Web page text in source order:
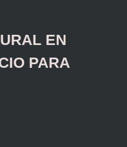
EN
PARA